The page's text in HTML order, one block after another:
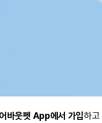
바웃펫 App에서 가입하고